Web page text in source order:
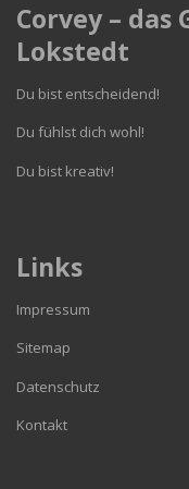
Corvey – das
Lokstedt
Du bist entscheidend!
Du fühlst dich wohl!
Du bist kreativ!
Links
Impressum
Sitemap
Datenschutz
Kontakt